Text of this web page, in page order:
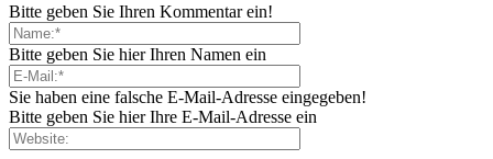
Bitte geben Sie Ihren Kommentar ein!
Bitte geben Sie hier Ihren Namen ein
Sie haben eine falsche E-Mail-Adresse eingegeben!
Bitte geben Sie hier Ihre E-Mail-Adresse ein